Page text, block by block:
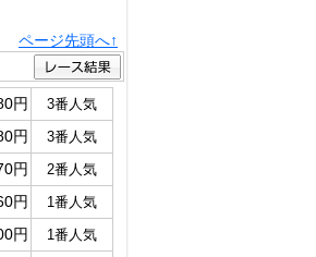
ページ先頭へ↑
円 3番人気
円 3番人気
円 2番人気
円 1番人気
円 1番人気